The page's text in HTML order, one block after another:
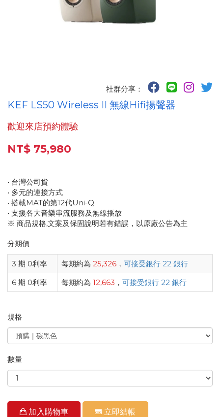
社群分享：
KEF LS50 Wireless II 無線Hifi揚聲器
歡迎來店預約體驗
NT$ 75,980
• 台灣公司貨
• 多元的連接方式
• 搭載MAT的第12代Uni-Q
• 支援各大音樂串流服務及無線播放
※ 商品規格,文案及保固說明若有錯誤，以原廠公告為主
分期價
3 期 0利率 每期約為 25,326 ， 可接受銀行 22 銀行
6 期 0利率
每期約為 12,663 ， 可接受銀行 22 銀行
規格
數量
加入購物車 立即結帳